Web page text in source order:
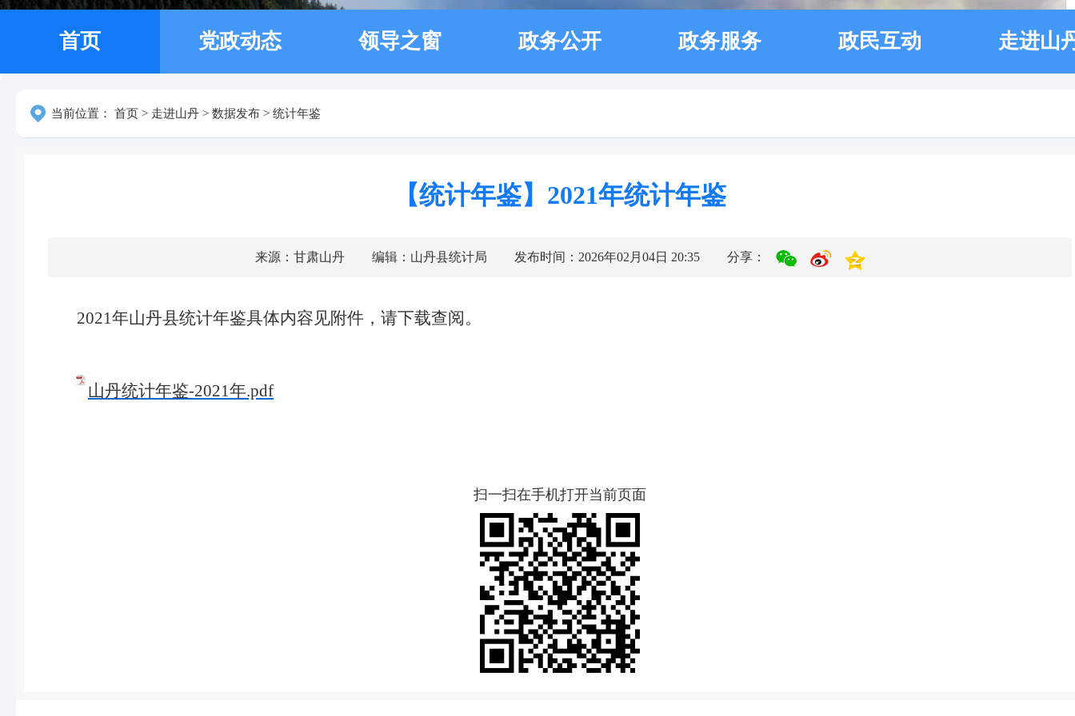
首页 党政动态 领导之窗 政务公开 政务服务 政民互动 走进山
当前位置： 首页 > 走进山丹 > 数据发布 > 统计年鉴
【统计年鉴】2021年统计年鉴
来源：甘肃山丹 编辑：山丹县统计局 发布时间：2026年02月04日 20:35 分享：
2021年山丹县统计年鉴具体内容见附件，请下载查阅。
山丹统计年鉴-2021年.pdf
扫一扫在手机打开当前页面